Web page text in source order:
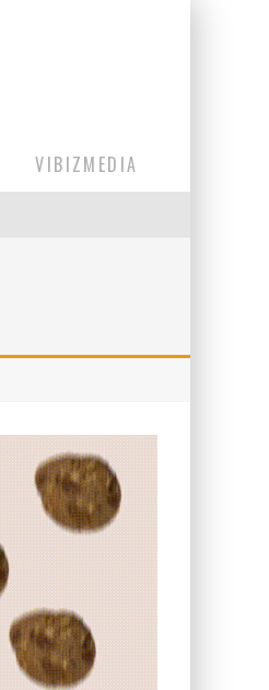
VIBIZMEDIA